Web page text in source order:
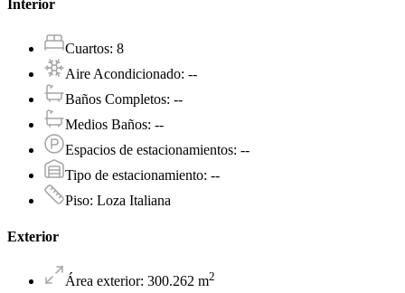
Interior
Cuartos: 8
Aire Acondicionado: --
Baños Completos: --
Medios Baños: --
Espacios de estacionamientos: --
Tipo de estacionamiento: --
Piso: Loza Italiana
Exterior
Área exterior: 300.262 m2